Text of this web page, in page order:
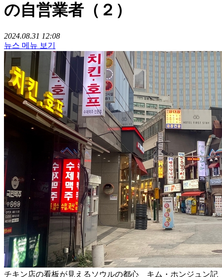
の自営業者（２）
2024.08.31 12:08
뉴스 메뉴 보기
チキン店の看板が見えるソウルの都心 キム・ホンジュン記